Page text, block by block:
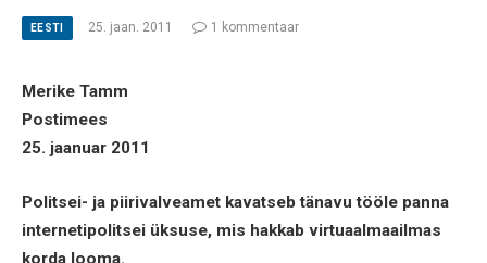
EESTI 25. jaan. 2011 1 kommentaar
Merike Tamm
Postimees
25. jaanuar 2011
Politsei- ja piirivalveamet kavatseb tänavu tööle panna
internetipolitsei üksuse, mis hakkab virtuaalmaailmas
korda looma.